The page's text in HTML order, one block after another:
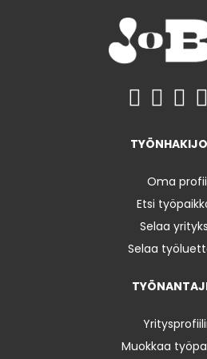
Oma
Etsi
Selaa
Selaa
Muokkaa